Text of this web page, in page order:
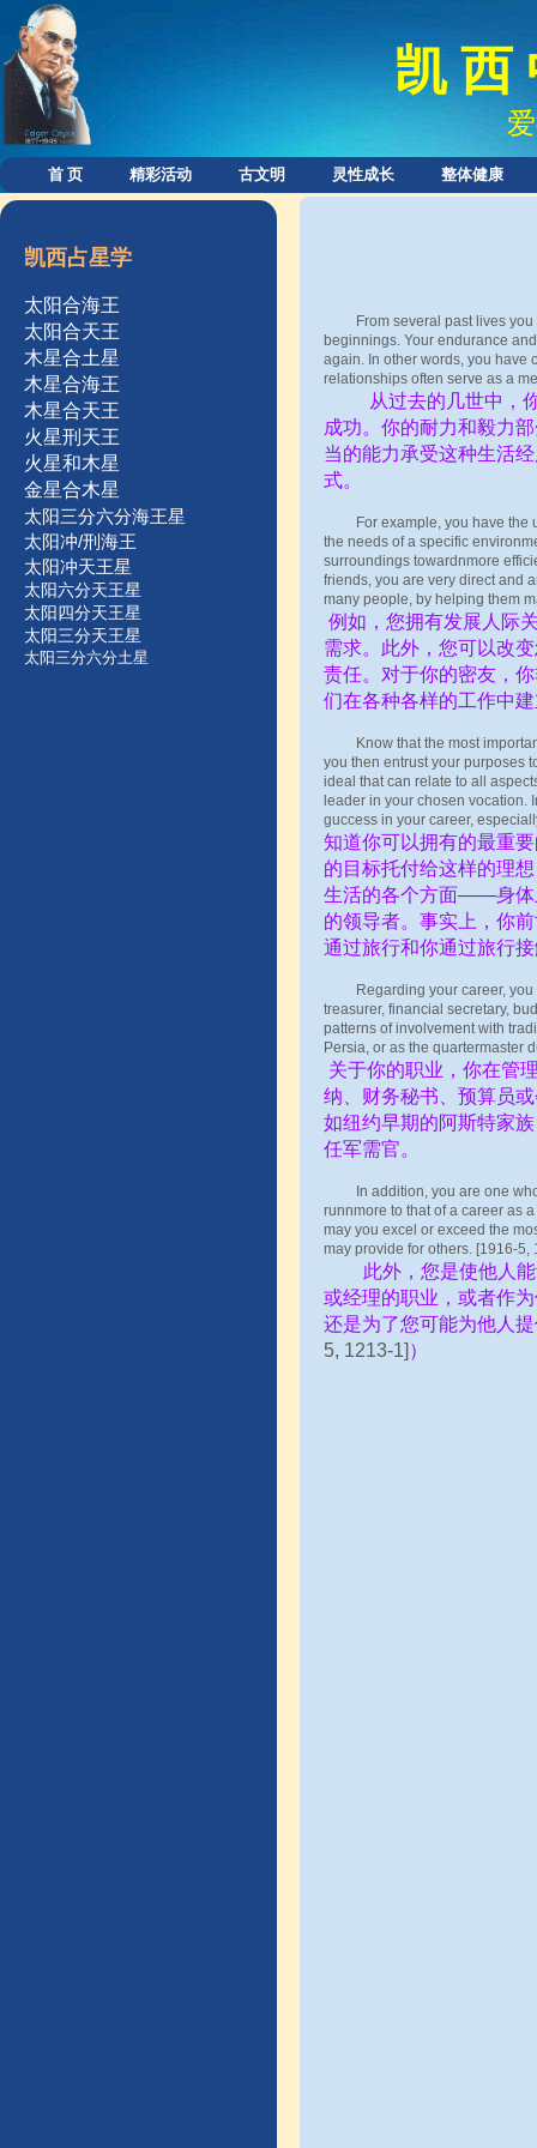
首 页 精彩活动 古文明 灵性成长 整体健康
凯 西
From several past lives you
beginnings. Your endurance
again. In other words, you have
relationships often serve as a
从过去的几世中，你
成功。你的耐力和毅力
当的能力承受这种生活
式。
For example, you have the
the needs of a specific
surroundings towardnmore
friends, you are very direct and
many people, by helping them
例如，您拥有发展人际
需求。此外，您可以改
责任。对于你的密友，
们在各种各样的工作中
Know that the most important
you then entrust your purposes
ideal that can relate to all
leader in your chosen vocation.
guccess in your career,
知道你可以拥有的最重
的目标托付给这样的理
生活的各个方面——身体
的领导者。事实上，你
通过旅行和你通过旅行
Regarding your career, you
treasurer, financial secretary,
patterns of involvement with
Persia, or as the quartermaster
关于你的职业，你在管
纳、财务秘书、预算员
如纽约早期的阿斯特家
任军需官。
In addition, you are one who
runnmore to that of a career as
may you excel or exceed the
may provide for others.
此外，您是使他人
或经理的职业，或者作
还是为了您可能为他人
5, 1213-1] ）
凯西占星学
太阳合海王
太阳合天王
木星合土星
木星合海王
木星合天王
火星刑天王
火星和木星
金星合木星
太阳三分六分海王星
太阳冲/刑海王
太阳冲天王星
太阳六分天王星
太阳四分天王星
太阳三分天王星
太阳三分六分土星